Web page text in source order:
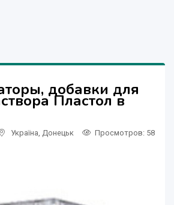
добавки для
Пластол в
Україна Донецьк Просмотров: 58